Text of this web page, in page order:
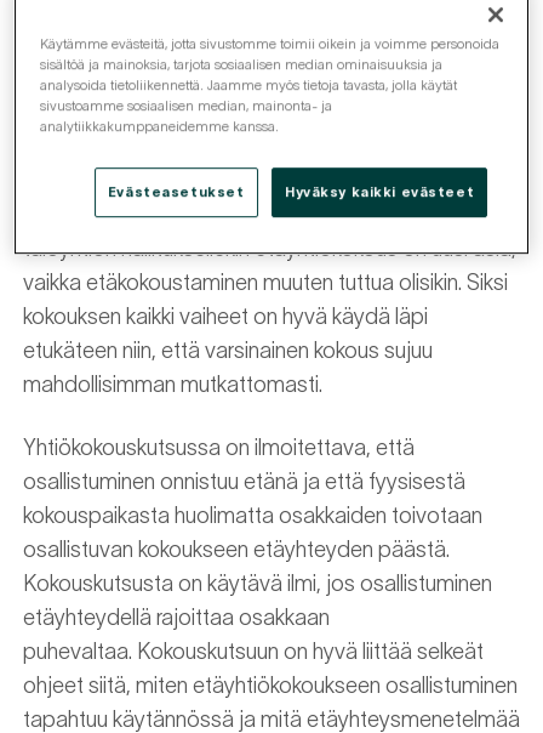
Minkälaisia asioita etäyhtiökokouksen
suunnittelussa on huomioitava?
Yhtiökokous etänä onnistuu parhaiten silloin, kun
kokous on etukäteen huolella suunniteltu. Monelle
taloyhtiön hallituksellekin etäyhtiökokous on uusi asia,
vaikka etäkokoustaminen muuten tuttua olisikin. Siksi
kokouksen kaikki vaiheet on hyvä käydä läpi
etukäteen niin, että varsinainen kokous sujuu
mahdollisimman mutkattomasti.
Yhtiökokouskutsussa on ilmoitettava, että
osallistuminen onnistuu etänä ja että fyysisestä
kokouspaikasta huolimatta osakkaiden toivotaan
osallistuvan kokoukseen etäyhteyden päästä.
Kokouskutsusta on käytävä ilmi, jos osallistuminen
etäyhteydellä rajoittaa osakkaan
puhevaltaa. Kokouskutsuun on hyvä liittää selkeät
ohjeet siitä, miten etäyhtiökokoukseen osallistuminen
tapahtuu käytännössä ja mitä etäyhteysmenetelmää
Käytämme evästeitä, jotta sivustomme toimii oikein ja voimme personoida
sisältöä ja mainoksia, tarjota sosiaalisen median ominaisuuksia ja
analysoida tietoliikennettä. Jaamme myös tietoja tavasta, jolla käytät
sivustoamme sosiaalisen median, mainonta- ja
analytiikkakumppaneidemme kanssa.
Evästeasetukset Hyväksy kaikki evästeet